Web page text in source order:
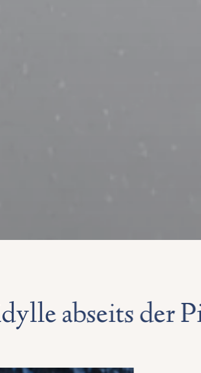
abseits der